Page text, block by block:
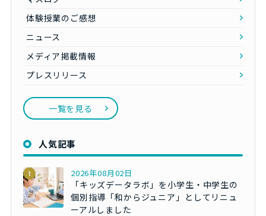
体験授業のご感想
ニュース
メディア掲載情報
プレスリリース
一覧を見る
人気記事
2026年08月02日
「キッズデータラボ」を小学生・中学生の
個別指導「和からジュニア」としてリニュ
ーアルしました